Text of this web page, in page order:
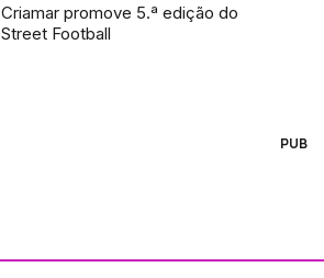
Criamar promove 5.ª edição do
Street Football
PUB